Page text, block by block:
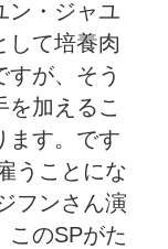
ン・ジャユ
して培養肉
が、そう
加えるこ
ます。です
うことにな
フンさん演
このSPがた